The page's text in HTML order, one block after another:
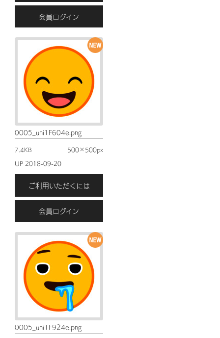
会員ログイン
0005_uni1F604e.png
7.4KB
500×500px
UP 2018-09-20
ご利用いただくには
会員ログイン
0005_uni1F924e.png